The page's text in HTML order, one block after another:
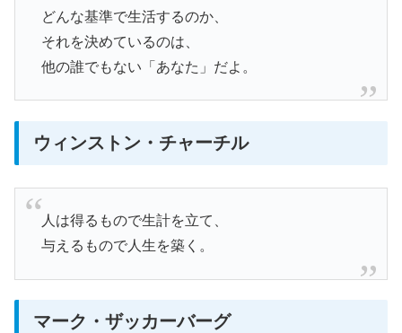
どんな基準で生活するのか、
それを決めているのは、
他の誰でもない「あなた」だよ。
ウィンストン・チャーチル
人は得るもので生計を立て、
与えるもので人生を築く。
マーク・ザッカーバーグ